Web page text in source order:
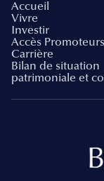
Accueil
Vivre
Investir
Accès Promoteurs
Carrière
Bilan de situation
patrimoniale et